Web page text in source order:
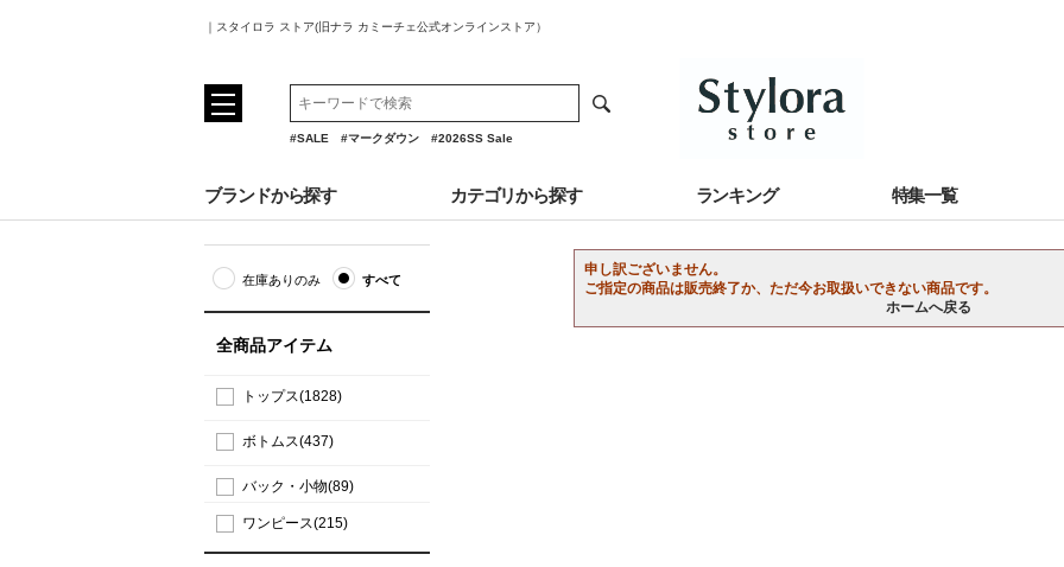
｜スタイロラ ストア(旧ナラ カミーチェ公式オンラインストア）
#SALE #マークダウン #2026SS Sale
ブランドから探す カテゴリから探す ランキング 特集一覧
申し訳ございません。
ご指定の商品は販売終了か、ただ今お取扱いできない商品です。
ホームへ戻る
在庫ありのみ すべて
全商品アイテム
トップス(1828)
ボトムス(437)
バック・小物(89)
ワンピース(215)